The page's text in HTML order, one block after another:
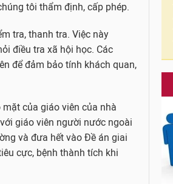
tôi thẩm định, cấp phép.
tra, thanh tra. Việc này
điều tra xã hội học. Các
để đảm bảo tính khách quan,
của giáo viên của nhà
giáo viên người nước ngoài
và đưa hết vào Đề án giai
cực, bệnh thành tích khi